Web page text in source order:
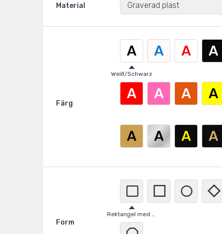
Material Graverad plast
Färg
A
Weiß/Schwarz
A A A
A A A A
A A A A
Form
Rektangel med rundade hörn